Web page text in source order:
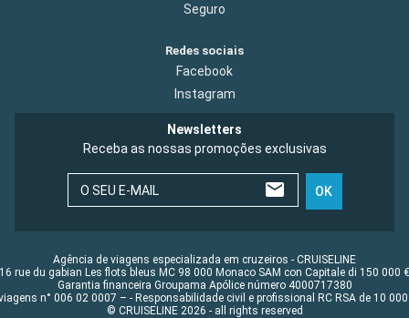
Seguro
Redes sociais
Facebook
Instagram
Newsletters
Receba as nossas promoções exclusivas
O SEU E-MAIL OK
Agência de viagens especializada em cruzeiros - CRUISELINE
16 rue du gabian Les flots bleus MC 98 000 Monaco SAM con Capitale di 150 000 €
Garantia financeira Groupama Apólice número 4000717380
n° 006 02 0007 – - Responsabilidade civil e profissional RC RSA de 10 000
© CRUISELINE 2026 - all rights reserved